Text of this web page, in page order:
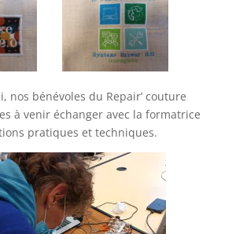
nos bénévoles du Repair’ couture
à venir échanger avec la formatrice
pratiques et techniques.